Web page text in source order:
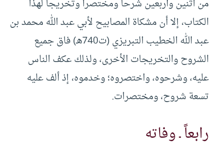
من اثنين وأربعين شرحاً ومختصراً وتخريجاً لهذا
الكتاب، إلا أن مشكاة المصابيح لأبي عبد الله محمد بن
عبد الله الخطيب التبريزي (ت740هـ) فاق جميع
الشروح والتخريجات الأخرى، ولذلك عكف الناس
عليه، وشرحوه، واختصروه؛ وخدموه، إذ ألف عليه
تسعة شروح، ومختصرات.
رابعاً ـ وفاته